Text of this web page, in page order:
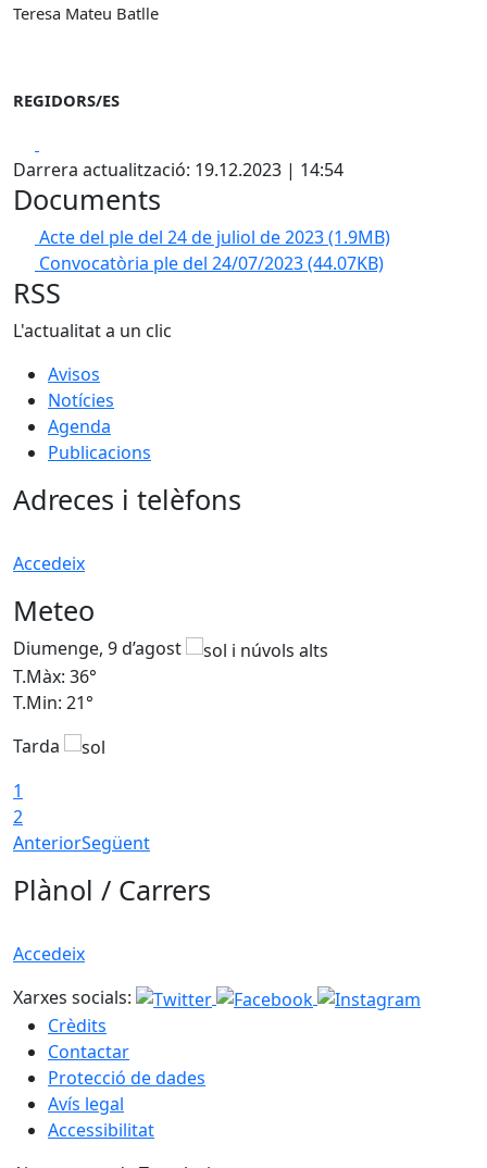
Teresa Mateu Batlle
REGIDORS/ES
Darrera actualització: 19.12.2023 | 14:54
Documents
Acte del ple del 24 de juliol de 2023(1.9MB)
Convocatòria ple del 24/07/2023(44.07KB)
RSS
L'actualitat a un clic
Avisos
Notícies
Agenda
Publicacions
Adreces i telèfons
Accedeix
Meteo
Diumenge, 9 d’agost
T.Màx: 36°
T.Min: 21°
Tarda
1
2
AnteriorSegüent
Plànol / Carrers
Accedeix
Xarxes socials:
Crèdits
Contactar
Protecció de dades
Avís legal
Accessibilitat